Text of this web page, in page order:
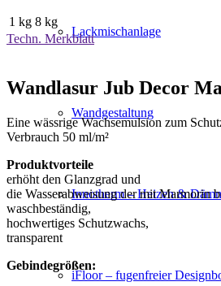
Lackmischanlage
Wandgestaltung
Innotherm – Heizen &
iFloor – fugenfreier
1 kg 8 kg
Techn. Merkblatt
Wandlasur Jub Decor
Eine wässrige Wachsemulsion zum
Verbrauch 50 ml/m²
Produktvorteile
erhöht den Glanzgrad und
die Wasserabweisung der mit Marmorin
waschbeständig,
hochwertiges Schutzwachs,
transparent
Gebindegrößen: